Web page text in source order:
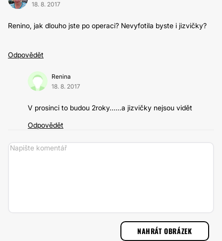
18. 8. 2017
Renino, jak dlouho jste po operaci? Nevyfotila byste i jizvičky?
Odpovědět
Renina
18. 8. 2017
V prosinci to budou 2roky......a jizvičky nejsou vidět
Odpovědět
NAHRÁT OBRÁZEK